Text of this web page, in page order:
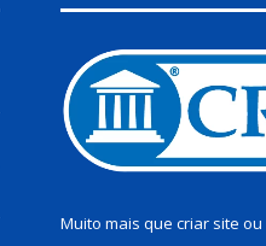
Muito mais que criar site ou